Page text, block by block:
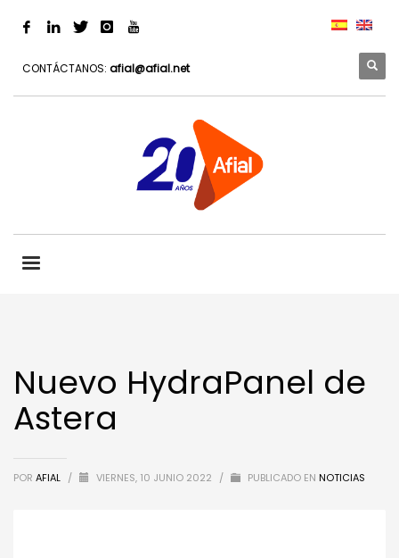
CONTÁCTANOS: afial@afial.net
Nuevo HydraPanel de
Astera
POR AFIAL / VIERNES, 10 JUNIO 2022 / PUBLICADO EN NOTICIAS